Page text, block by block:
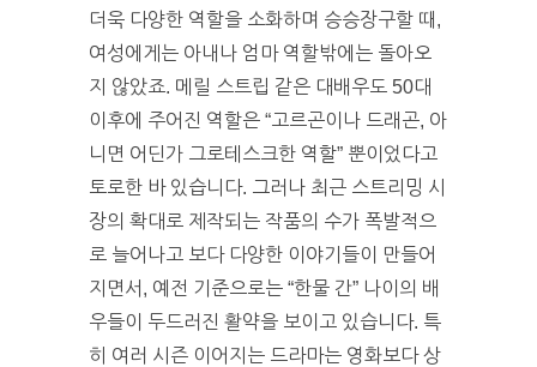
더욱 다양한 역할을 소화하며 승승장구할 때,
여성에게는 아내나 엄마 역할밖에는 돌아오
지 않았죠. 메릴 스트립 같은 대배우도 50대
이후에 주어진 역할은 “고르곤이나 드래곤, 아
니면 어딘가 그로테스크한 역할” 뿐이었다고
토로한 바 있습니다. 그러나 최근 스트리밍 시
장의 확대로 제작되는 작품의 수가 폭발적으
로 늘어나고 보다 다양한 이야기들이 만들어
지면서, 예전 기준으로는 “한물 간” 나이의 배
우들이 두드러진 활약을 보이고 있습니다. 특
히 여러 시즌 이어지는 드라마는 영화보다 상